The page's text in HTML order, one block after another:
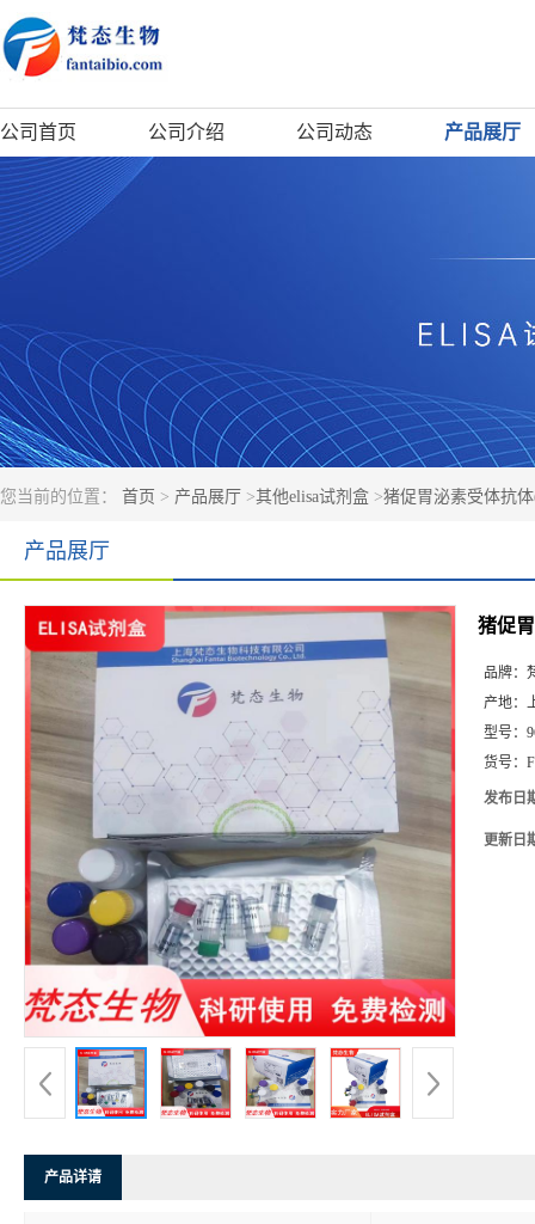
公司首页 公司介绍 公司动态 产品展厅
您当前的位置： 首页 > 产品展厅 >其他elisa试剂盒 >猪促胃泌素受体抗
产品展厅
猪促
品牌：
产地：
型号：
货号：
发布日
更新日
产品详请